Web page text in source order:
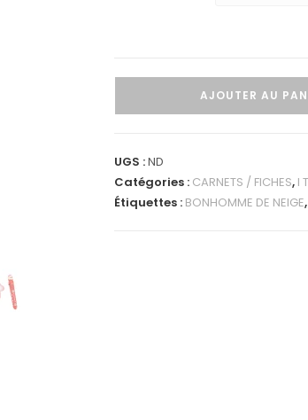
AJOUTER AU
UGS :ND
Catégories : CARNETS / FICHES, I
Étiquettes : BONHOMME DE NEIGE,